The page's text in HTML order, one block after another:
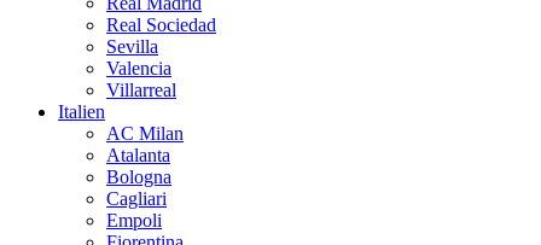
Real Sociedad
Sevilla
Valencia
Villarreal
Italien
AC Milan
Atalanta
Bologna
Cagliari
Empoli